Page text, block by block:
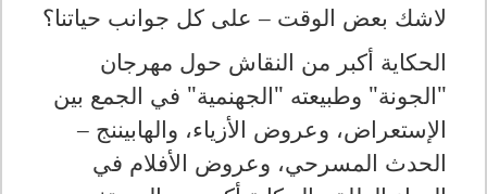
لاشك بعض الوقت – على كل جوانب حياتنا؟
الحكاية أكبر من النقاش حول مهرجان
"الجونة" وطبيعته "الجهنمية" في الجمع بين
الإستعراض، وعروض الأزياء، والهابيننج –
الحدث المسرحي، وعروض الأفلام في